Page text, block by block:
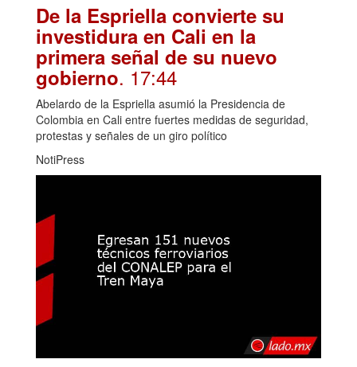
De la Espriella convierte su
investidura en Cali en la
primera señal de su nuevo
gobierno. 17:44
Abelardo de la Espriella asumió la Presidencia de
Colombia en Cali entre fuertes medidas de seguridad,
protestas y señales de un giro político
NotiPress